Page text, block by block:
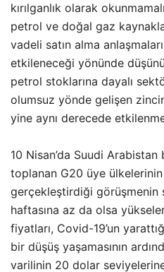
kırılganlık olarak
petrol ve doğal gaz
vadeli satın alma
etkileneceği yönünde
petrol stoklarına dayalı
olumsuz yönde gelişen
yine aynı derecede
10 Nisan’da Suudi Arabistan
toplanan G20 üye ülkelerinin
gerçekleştirdiği görüşmenin
haftasına az da olsa
fiyatları, Covid-19’un
bir düşüş yaşamasının
varilinin 20 dolar